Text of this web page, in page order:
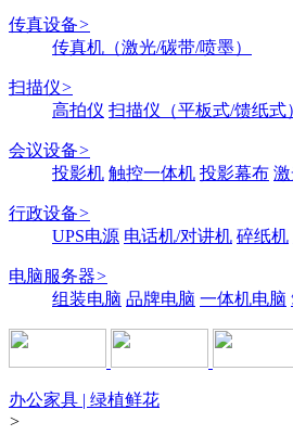
传真设备>
传真机（激光/碳带/喷墨）
扫描仪>
高拍仪 扫描仪（平板式/馈纸式
会议设备>
投影机 触控一体机 投影幕布
行政设备>
UPS电源 电话机/对讲机 碎纸机
电脑服务器>
组装电脑 品牌电脑 一体机电脑
办公家具 | 绿植鲜花
>